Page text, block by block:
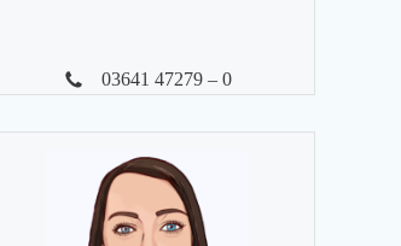
03641 47279 – 0